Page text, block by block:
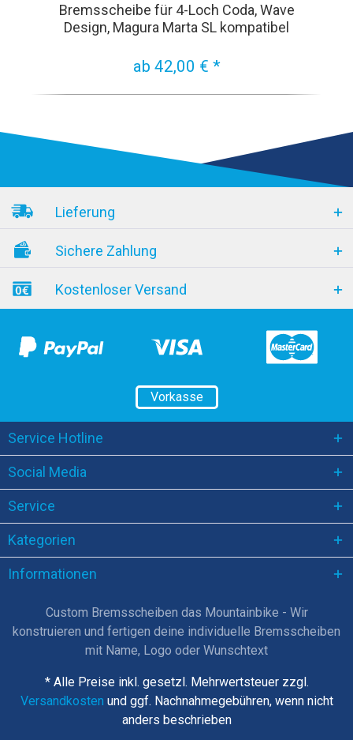
Bremsscheibe für 4-Loch Coda, Wave
Design, Magura Marta SL kompatibel
ab 42,00 € *
Lieferung
Sichere Zahlung
Kostenloser Versand
Vorkasse
Service Hotline
Social Media
Service
Kategorien
Informationen
Custom Bremsscheiben das Mountainbike - Wir
konstruieren und fertigen deine individuelle Bremsscheiben
mit Name, Logo oder Wunschtext
* Alle Preise inkl. gesetzl. Mehrwertsteuer zzgl.
Versandkosten und ggf. Nachnahmegebühren, wenn nicht
anders beschrieben